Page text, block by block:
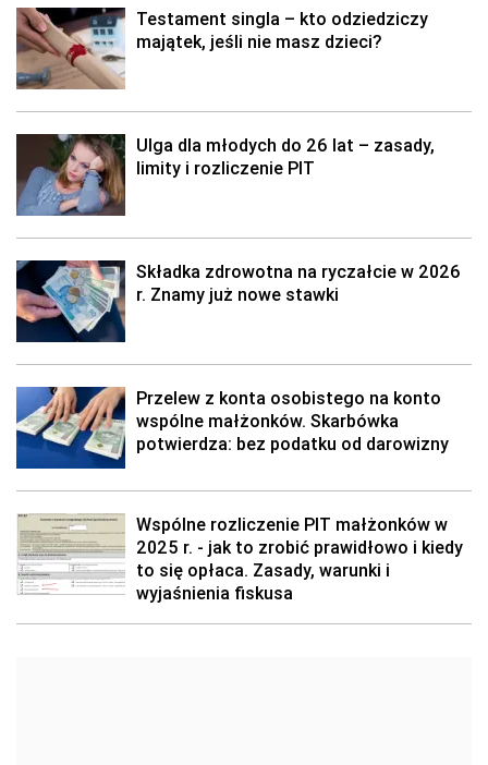
Testament singla – kto odziedziczy
majątek, jeśli nie masz dzieci?
Ulga dla młodych do 26 lat – zasady,
limity i rozliczenie PIT
Składka zdrowotna na ryczałcie w 2026
r. Znamy już nowe stawki
Przelew z konta osobistego na konto
wspólne małżonków. Skarbówka
potwierdza: bez podatku od darowizny
Wspólne rozliczenie PIT małżonków w
2025 r. - jak to zrobić prawidłowo i kiedy
to się opłaca. Zasady, warunki i
wyjaśnienia fiskusa